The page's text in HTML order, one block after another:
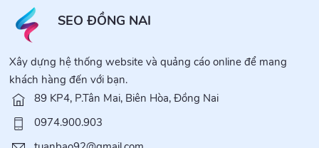
SEO ĐỒNG NAI
Xây dựng hệ thống website và quảng cáo online để mang
khách hàng đến với bạn.
89 KP4, P.Tân Mai, Biên Hòa, Đồng Nai
0974.900.903